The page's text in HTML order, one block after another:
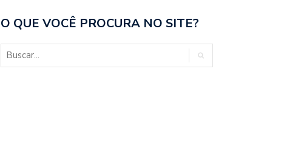
O QUE VOCÊ PROCURA NO SITE?